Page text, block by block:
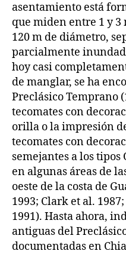
asentamiento está
que miden entre 1 y 3
120 m de diámetro,
parcialmente
hoy casi
de manglar, se ha
Preclásico Temprano
tecomates con
orilla o la impresión
tecomates con
semejantes a los tipos
en algunas áreas de
oeste de la costa de
1993; Clark et al.
1991). Hasta ahora,
antiguas del
documentadas en